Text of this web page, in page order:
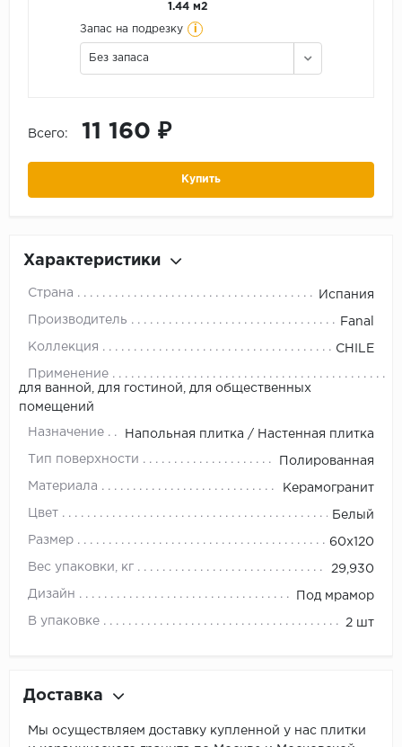
1.44 м2
Запас на подрезку i
Без запаса
Всего: 11 160 ₽
Купить
Характеристики
Страна Испания
Производитель Fanal
Коллекция CHILE
Применение
для ванной, для гостиной, для общественных
помещений
Назначение Напольная плитка / Настенная плитка
Тип поверхности Полированная
Материала Керамогранит
Цвет Белый
Размер 60x120
Вес упаковки, кг 29,930
Дизайн Под мрамор
В упаковке 2 шт
Доставка
Мы осуществляем доставку купленной у нас плитки